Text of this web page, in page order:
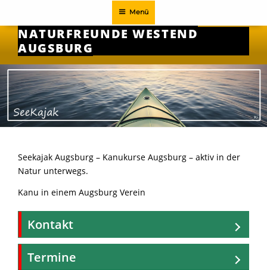
springen
Menü
NATURFREUNDE WESTEND
AUGSBURG
Seekajak Augsburg – Kanukurse Augsburg – aktiv in der
Natur unterwegs.
Kanu in einem Augsburg Verein
Kontakt
Termine